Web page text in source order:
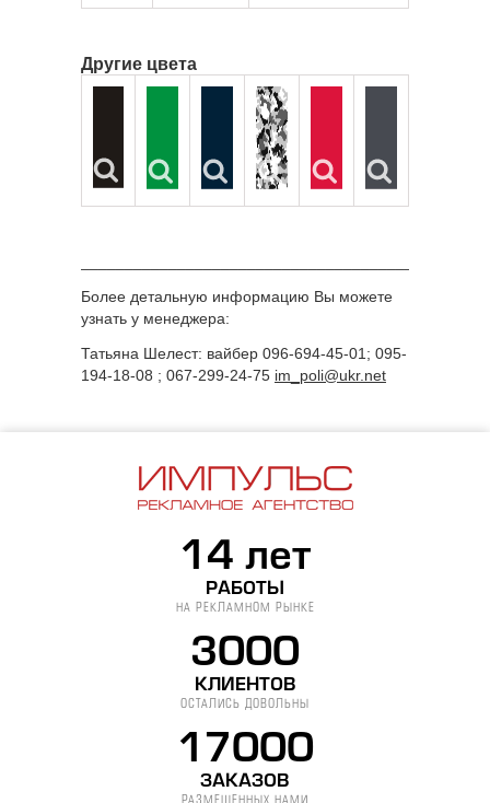
Другие цвета
Более детальную информацию Вы можете
узнать у менеджера:
Татьяна Шелест: вайбер 096-694-45-01; 095-
194-18-08 ; 067-299-24-75 im_poli@ukr.net
14 лет
РАБОТЫ
НА РЕКЛАМНОМ РЫНКЕ
3000
КЛИЕНТОВ
ОСТАЛИСЬ ДОВОЛЬНЫ
17000
ЗАКАЗОВ
РАЗМЕЩЕННЫХ НАМИ